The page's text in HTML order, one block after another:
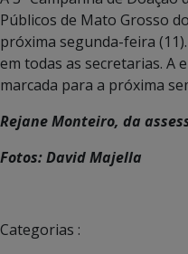
Públicos de Mato Grosso
próxima segunda-feira
em todas as secretarias. A
marcada para a próxima
Rejane Monteiro, da
Fotos: David Majella
Categorias :